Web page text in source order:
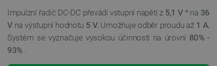
Impulzní řadič DC-DC převádí vstupní napětí z 5,1 V* na 36
Vna výstupní hodnotu 5 V. Umožňuje odběr proudu až 1 A.
Systém se vyznačuje vysokou účinností na úrovni 80% -
93%